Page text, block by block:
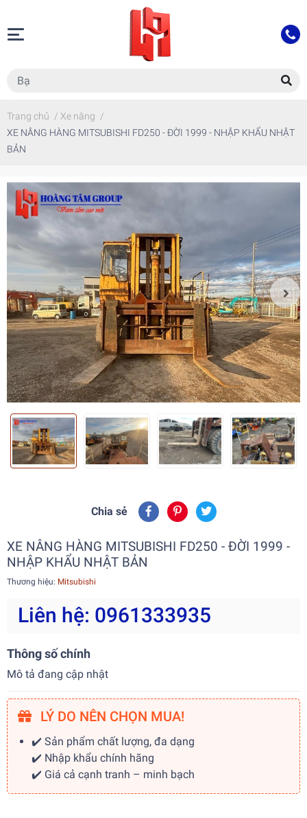
Trang chủ / Xe nâng /
XE NÂNG HÀNG MITSUBISHI FD250 - ĐỜI 1999 - NHẬP KHẨU NHẬT
BẢN
Chia sẻ
XE NÂNG HÀNG MITSUBISHI FD250 - ĐỜI 1999 -
NHẬP KHẨU NHẬT BẢN
Thương hiệu: Mitsubishi
Liên hệ: 0961333935
Thông số chính
Mô tả đang cập nhật
LÝ DO NÊN CHỌN MUA!
✔️ Sản phẩm chất lượng, đa dạng
✔️ Nhập khẩu chính hãng
✔️ Giá cả cạnh tranh – minh bạch